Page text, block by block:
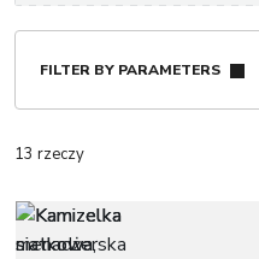
FILTER BY PARAMETERS
13 rzeczy